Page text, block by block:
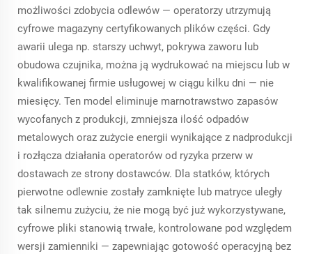
możliwości zdobycia odlewów — operatorzy utrzymują
cyfrowe magazyny certyfikowanych plików części. Gdy
awarii ulega np. starszy uchwyt, pokrywa zaworu lub
obudowa czujnika, można ją wydrukować na miejscu lub w
kwalifikowanej firmie usługowej w ciągu kilku dni — nie
miesięcy. Ten model eliminuje marnotrawstwo zapasów
wycofanych z produkcji, zmniejsza ilość odpadów
metalowych oraz zużycie energii wynikające z nadprodukcji
i rozłącza działania operatorów od ryzyka przerw w
dostawach ze strony dostawców. Dla statków, których
pierwotne odlewnie zostały zamknięte lub matryce uległy
tak silnemu zużyciu, że nie mogą być już wykorzystywane,
cyfrowe pliki stanowią trwałe, kontrolowane pod względem
wersji zamienniki — zapewniając gotowość operacyjną bez